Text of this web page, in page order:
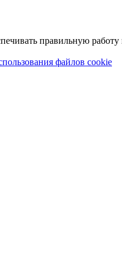
правильную работу
файлов cookie